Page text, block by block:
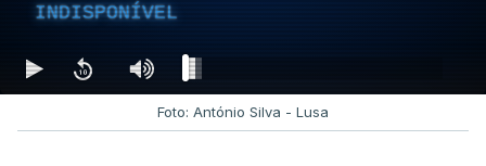
INDISPONÍVEL
Foto: António Silva - Lusa